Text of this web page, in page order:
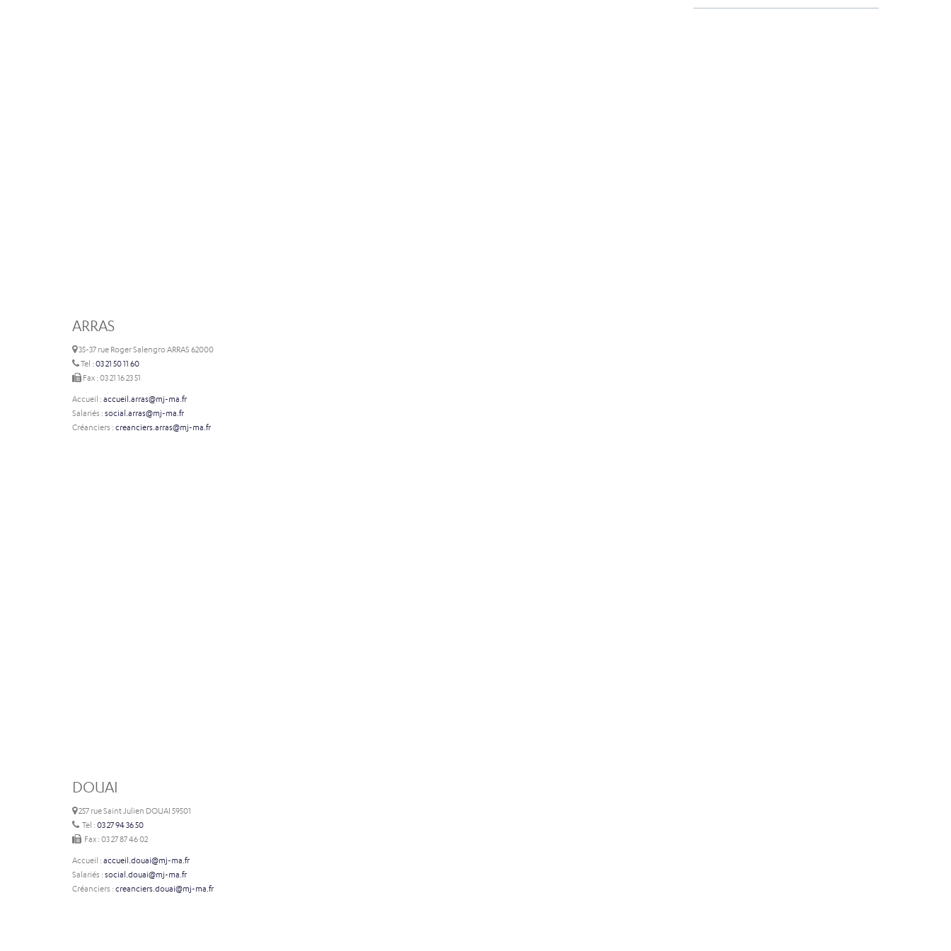
ARRAS
35-37 rue Roger Salengro ARRAS 62000
Tel : 03 21 50 11 60
Fax : 03 21 16 23 51
Accueil : accueil.arras@mj-ma.fr
Salariés : social.arras@mj-ma.fr
Créanciers : creanciers.arras@mj-ma.fr
DOUAI
257 rue Saint Julien DOUAI 59501
Tel : 03 27 94 36 50
Fax : 03 27 87 46 02
Accueil : accueil.douai@mj-ma.fr
Salariés : social.douai@mj-ma.fr
Créanciers : creanciers.douai@mj-ma.fr